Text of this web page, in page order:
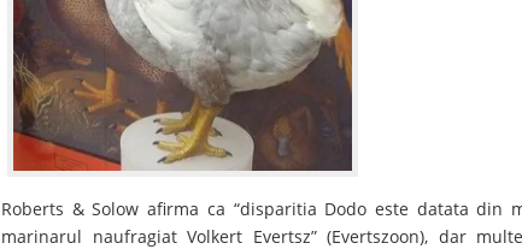
Roberts & Solow afirma ca “disparitia Dodo este datata
marinarul naufragiat Volkert Evertsz” (Evertszoon), dar